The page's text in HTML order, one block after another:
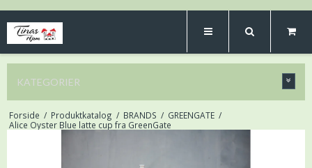
KATEGORIER
Forside / Produktkatalog / BRANDS / GREENGATE /
Alice Oyster Blue latte cup fra GreenGate